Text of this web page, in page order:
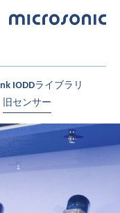
IODDライブラリ
旧センサー